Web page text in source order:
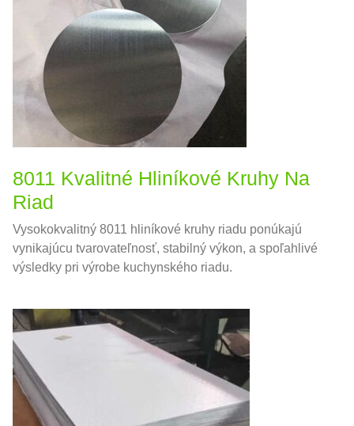
8011 Kvalitné Hliníkové Kruhy Na
Riad
Vysokokvalitný 8011 hliníkové kruhy riadu ponúkajú
vynikajúcu tvarovateľnosť, stabilný výkon, a spoľahlivé
výsledky pri výrobe kuchynského riadu.